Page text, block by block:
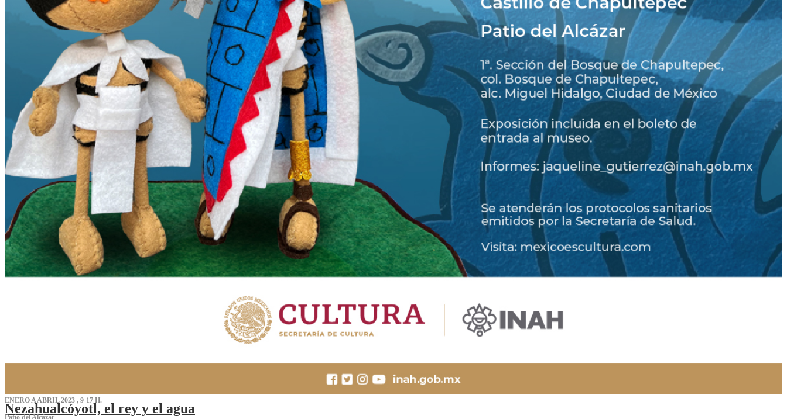
ENERO A ABRIL 2023 , 9-17 H.
Nezahualcóyotl, el rey y el agua